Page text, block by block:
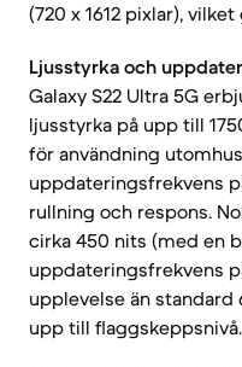
(720 x 1612 pixlar),
Ljusstyrka och
Galaxy S22 Ultra 5G
ljusstyrka på upp till
för användning
uppdateringsfrekvens
rullning och respons.
cirka 450 nits (med en
uppdateringsfrekvens
upplevelse än
upp till flaggskeppsnivå.